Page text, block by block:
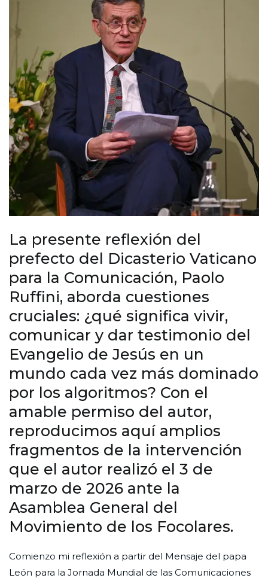
La presente reflexión del
prefecto del Dicasterio Vaticano
para la Comunicación, Paolo
Ruffini, aborda cuestiones
cruciales: ¿qué significa vivir,
comunicar y dar testimonio del
Evangelio de Jesús en un
mundo cada vez más dominado
por los algoritmos? Con el
amable permiso del autor,
reproducimos aquí amplios
fragmentos de la intervención
que el autor realizó el 3 de
marzo de 2026 ante la
Asamblea General del
Movimiento de los Focolares.
Comienzo mi reflexión a partir del Mensaje del papa
León para la Jornada Mundial de las Comunicaciones